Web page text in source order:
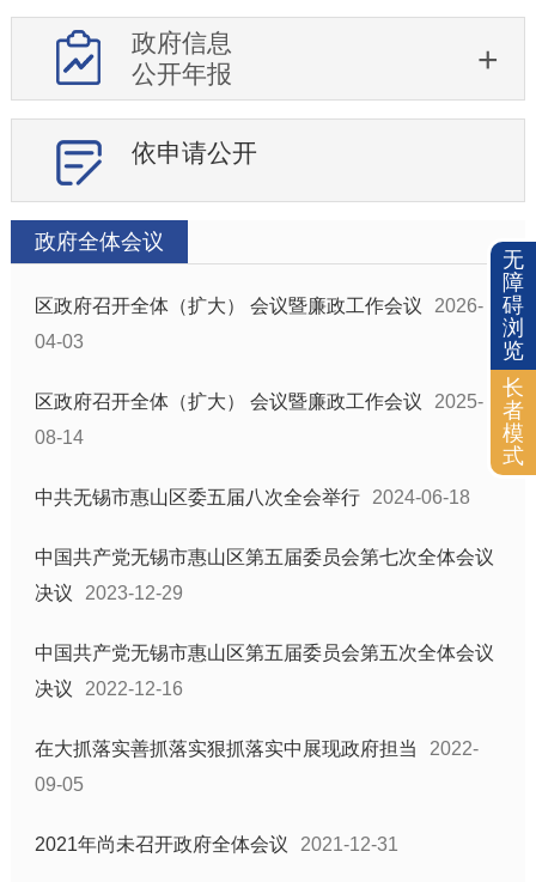
安全生产
食品药品安全
社会救助
突发公共事件
机构公开
行政权力运行
处罚强制信息
重大决策预公开
重大项目
征地信息
住房保障
科技项目管理
国有企业信息
质量信息
政策文件库
政府信息
公开年报
依申请公开
政府全体会议
区政府召开全体（扩大） 会议暨廉政工作会议
2026-
04-03
区政府召开全体（扩大） 会议暨廉政工作会议
2025-
08-14
中共无锡市惠山区委五届八次全会举行 2024-06-18
中国共产党无锡市惠山区第五届委员会第七次全体会议
决议
2023-12-29
中国共产党无锡市惠山区第五届委员会第五次全体会议
决议
2022-12-16
在大抓落实善抓落实狠抓落实中展现政府担当
2022-
09-05
2021年尚未召开政府全体会议 2021-12-31
无
障
碍
浏
览
长
者
模
式